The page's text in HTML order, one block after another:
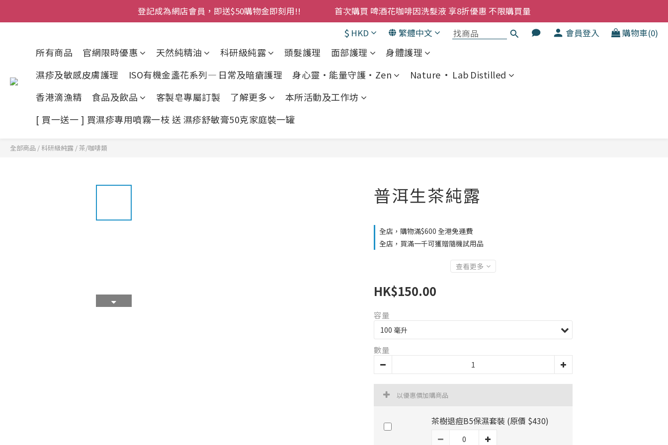
登記成為網店會員，即送$50購物金即刻用!!                 首次購買 啤酒花咖啡因洗髮液 享8折優惠 不限購買量
登記成為網店會員，即送$50購物金即刻用!!                 首次購買 啤酒花咖啡因洗髮液 享8折優惠 不限購買量
網店會員一年內累積消費 $4500 即刻變身 VIP 全年正價貨 85 折，幫朋友買大家一齊抵 !!
今期優惠!! 濕疹救星 濕疹專用噴霧 買一枝送一件 50克裝 濕疹舒敏膏   幼兒適用
登記成為網店會員，即送$50購物金即刻用!!                 首次購買 啤酒花咖啡因洗髮液 享8折優惠 不限購買量
$ HKD 繁體中文 會員登入 購物車(0)
所有商品 官網限時優惠 天然純精油 科研級純露 頭髮護理 面部護理
身體護理
濕疹及敏感皮膚護理
ISO有機金盞花系列— 日常及暗瘡護理 身心靈・能量守護・Zen
Nature • Lab Distilled
香港滴漁精
食品及飲品 客製皂專屬訂製 了解更多
本所活動及工作坊
[ 買一送一 ] 買濕疹專用噴霧一枝 送 濕疹舒敏膏50克家庭裝一罐
全部商品 / 科研級純露 /茶/咖啡類
普洱生茶純露
全店，購物滿$600 全港免運費
全店，買滿一千可獲贈隨機試用品
查看更多
HK$150.00
容量
數量
以優惠價加購商品
茶樹退痘B5保濕套裝 (原價 $430)